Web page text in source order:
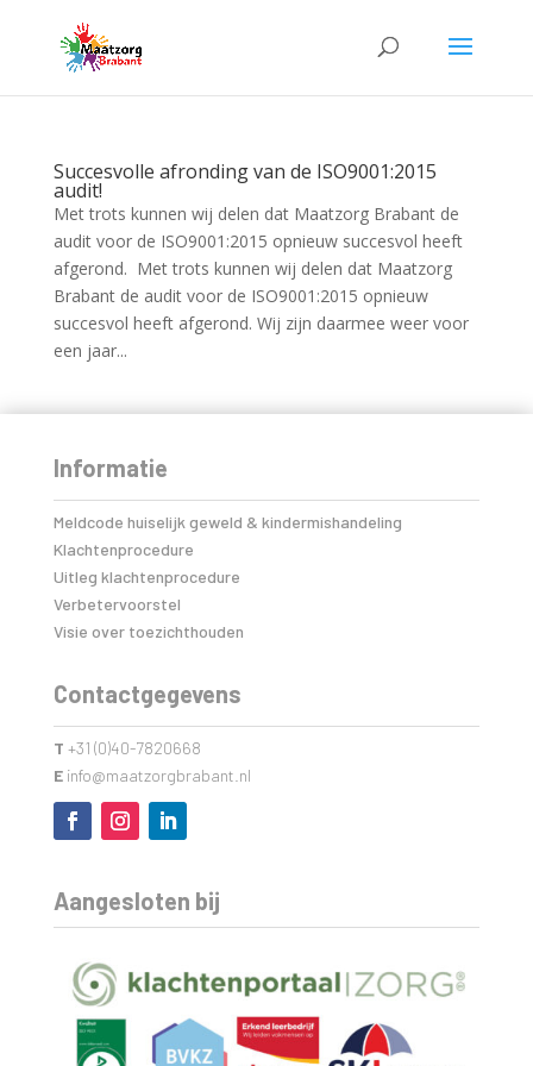
Succesvolle afronding van de ISO9001:2015
audit!
Met trots kunnen wij delen dat Maatzorg Brabant de
audit voor de ISO9001:2015 opnieuw succesvol heeft
afgerond. Met trots kunnen wij delen dat Maatzorg
Brabant de audit voor de ISO9001:2015 opnieuw
succesvol heeft afgerond. Wij zijn daarmee weer voor
een jaar...
Informatie
Meldcode huiselijk geweld & kindermishandeling
Klachtenprocedure
Uitleg klachtenprocedure
Verbetervoorstel
Visie over toezichthouden
Contactgegevens
T +31 (0)40-7820668
E info@maatzorgbrabant.nl
Aangesloten bij